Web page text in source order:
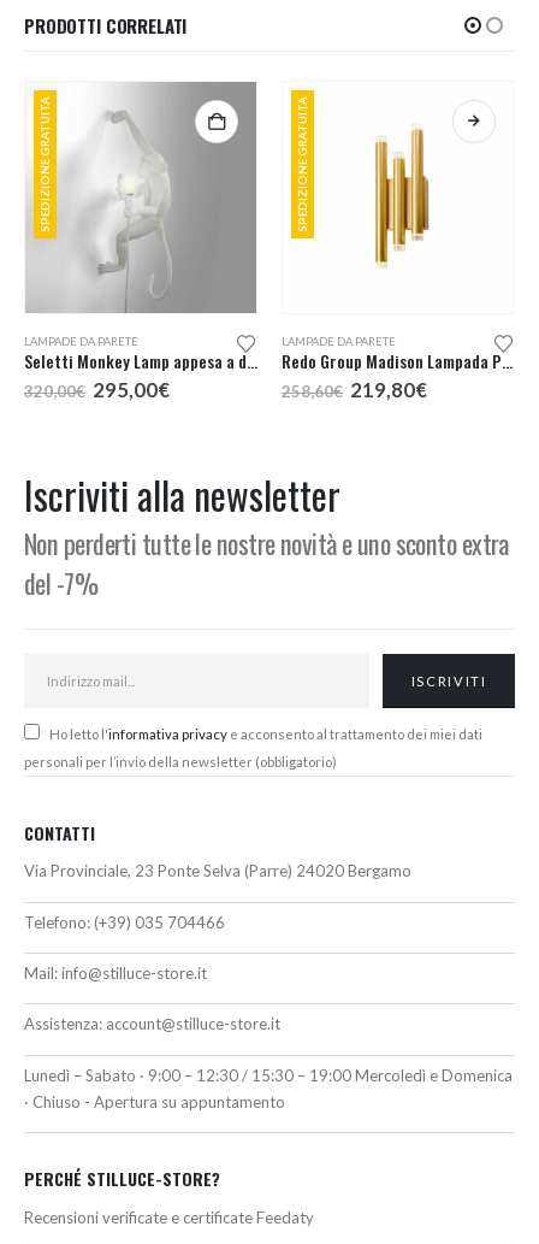
PRODOTTI CORRELATI
SPEDIZIONE GRATUITA
LAMPADE DA PARETE
Seletti Monkey Lamp appesa a destra
320,00€ Il
prezzo
295,00€Il
SPEDIZIONE GRATUITA
LAMPADE DA PARETE
Redo Group Madison Lampada Parete LED 3 Luci
258,60€ Il
prezzo
219,80€Il
Iscriviti alla newsletter
Non perderti tutte le nostre novità e uno sconto extra
del -7%
Ho letto l'informativa privacy e acconsento al trattamento dei miei dati
personali per l’invio della newsletter (obbligatorio)
CONTATTI
Via Provinciale, 23 Ponte Selva (Parre) 24020 Bergamo
Telefono: (+39) 035 704466
Mail:info@stilluce-store.it
Assistenza: account@stilluce-store.it
Lunedì – Sabato · 9:00 – 12:30 / 15:30 – 19:00 Mercoledì e Domenica
· Chiuso - Apertura su appuntamento
PERCHÉ STILLUCE-STORE?
Recensioni verificate e certificate Feedaty